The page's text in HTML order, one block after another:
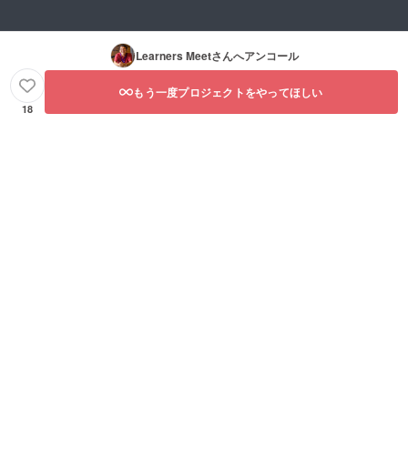
Learners Meetさんへアンコール
18
もう一度プロジェクトをやってほしい